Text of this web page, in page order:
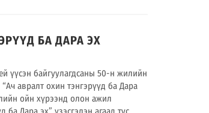
БА ДАРА ЭХ
үүсэн байгуулагдсаны 50-н жилийн
авралт охин тэнгэрүүд ба Дара
ойн хүрээнд олон ажил